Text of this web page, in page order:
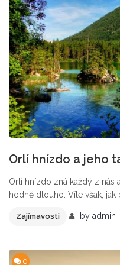
Orlí hnízdo a jeho
Orlí hnízdo zná každý z nás
hodně dlouho. Víte však,
Zajímavosti by admin
0